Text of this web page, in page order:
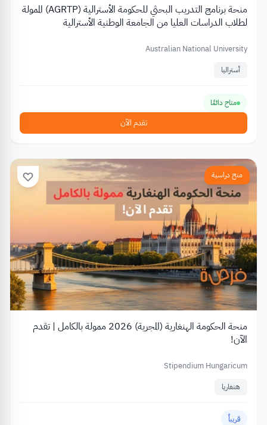
منحة برنامج التدريب البحثي للحكومة الأسترالية (AGRTP) الممولة
لطلاب الدراسات العليا من الجامعة الوطنية الأسترالية
Australian National University
أستراليا
متاح دائمًا
تقدم الآن
منح دراسية
منحة الحكومة الهنغارية (المجرية) 2026 ممولة بالكامل | تقدم
الآن!
Stipendium Hungaricum
هنغاريا
قريباً